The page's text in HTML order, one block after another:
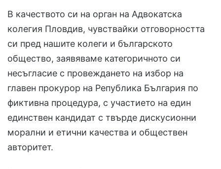
В качеството си на орган на Адвокатска
колегия Пловдив, чувствайки отговорността
си пред нашите колеги и българското
общество, заявяваме категоричното си
несъгласие с провеждането на избор на
главен прокурор на Република България по
фиктивна процедура, с участието на един
единствен кандидат с твърде дискусионни
морални и етични качества и обществен
авторитет.